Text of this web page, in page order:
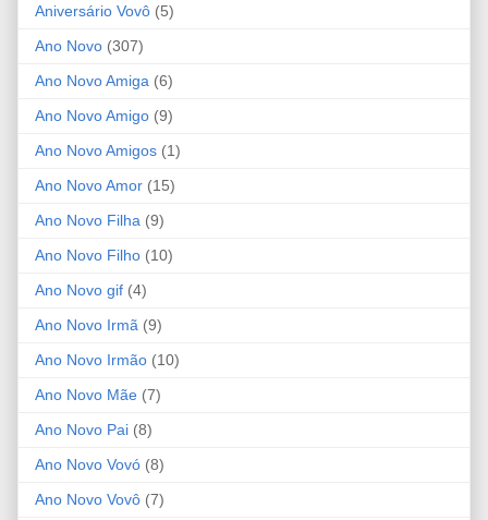
Aniversário Vovô (5)
Ano Novo (307)
Ano Novo Amiga (6)
Ano Novo Amigo (9)
Ano Novo Amigos (1)
Ano Novo Amor (15)
Ano Novo Filha (9)
Ano Novo Filho (10)
Ano Novo gif (4)
Ano Novo Irmã (9)
Ano Novo Irmão (10)
Ano Novo Mãe (7)
Ano Novo Pai (8)
Ano Novo Vovó (8)
Ano Novo Vovô (7)